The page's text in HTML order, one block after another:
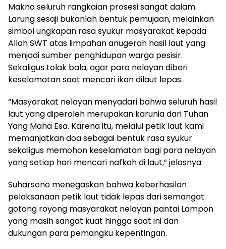
Makna seluruh rangkaian prosesi sangat dalam.
Larung sesaji bukanlah bentuk pemujaan, melainkan
simbol ungkapan rasa syukur masyarakat kepada
Allah SWT atas limpahan anugerah hasil laut yang
menjadi sumber penghidupan warga pesisir.
Sekaligus tolak bala, agar para nelayan diberi
keselamatan saat mencari ikan dilaut lepas.
“Masyarakat nelayan menyadari bahwa seluruh hasil
laut yang diperoleh merupakan karunia dari Tuhan
Yang Maha Esa. Karena itu, melalui petik laut kami
memanjatkan doa sebagai bentuk rasa syukur
sekaligus memohon keselamatan bagi para nelayan
yang setiap hari mencari nafkah di laut,” jelasnya.
Suharsono menegaskan bahwa keberhasilan
pelaksanaan petik laut tidak lepas dari semangat
gotong royong masyarakat nelayan pantai Lampon
yang masih sangat kuat hingga saat ini dan
dukungan para pemangku kepentingan.